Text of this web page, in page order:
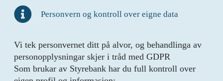
Personvern og kontroll over eigne data
Vi tek personvernet ditt på alvor, og behandlinga av
personopplysningar skjer i tråd med GDPR
Som brukar av Styrebank har du full kontroll over